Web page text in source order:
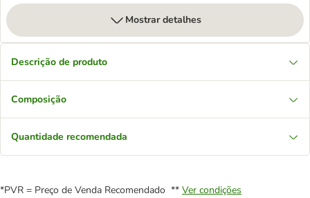
Mostrar detalhes
Descrição de produto
Composição
Quantidade recomendada
*PVR = Preço de Venda Recomendado ** Ver condições